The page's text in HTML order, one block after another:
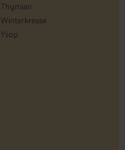
Thymian
Winterkresse
Ysop